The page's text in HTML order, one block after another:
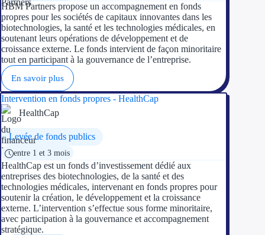
Contactez-nous
HBM Partners propose un accompagnement en fonds
propres pour les sociétés de capitaux innovantes dans les
biotechnologies, la santé et les technologies médicales, en
soutenant leurs opérations de développement et de
croissance externe. Le fonds intervient de façon minoritaire
tout en participant à la gouvernance de l’entreprise.
En savoir plus
Intervention en fonds propres - HealthCap
HealthCap
Levée de fonds publics
entre 1 et 3 mois
HealthCap est un fonds d’investissement dédié aux
entreprises des biotechnologies, de la santé et des
technologies médicales, intervenant en fonds propres pour
soutenir la création, le développement et la croissance
externe. L’intervention s’effectue sous forme minoritaire,
avec participation à la gouvernance et accompagnement
stratégique.